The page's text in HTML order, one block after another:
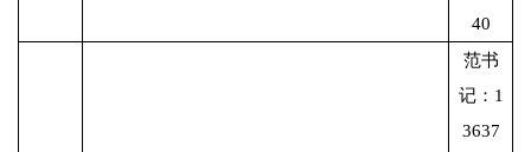
40
范书
记：1
3637